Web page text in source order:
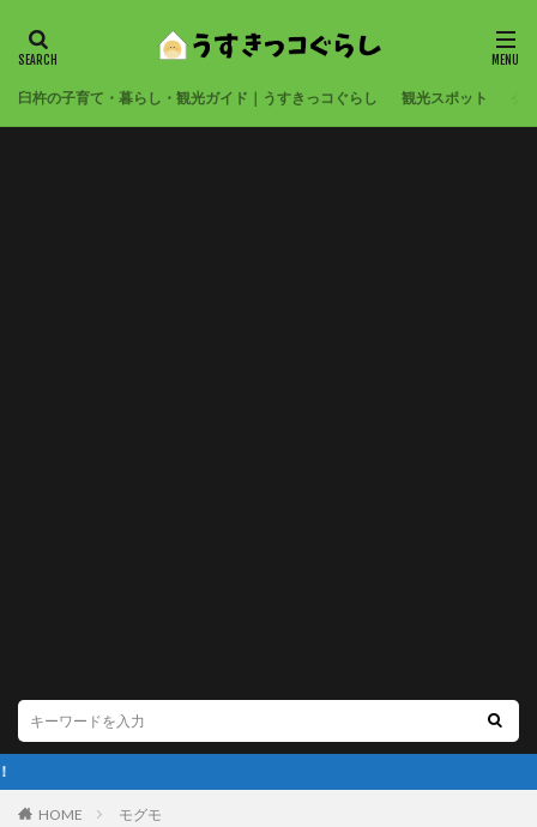
臼杵の子育て・暮らし・観光ガイド｜うすきっコぐらし 観光スポット
HOME モグモ